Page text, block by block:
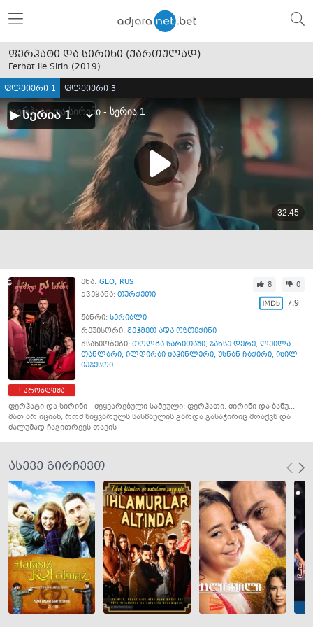
ფერჰატი და სირინი (ქართულად)
Ferhat ile Sirin (2019)
ფლეიერი 1 ფლეიერი 3
პრობლემა
ენა: GEO RUS
ქვეყანა: თურქეთი
8 0
7.9
ჟანრი: სერიალი
რეჟისორი: მეჰმეთ ადა ოზთექინი
მსახიობები: თოლგა სარითაში, ჯანსუ დერე, ლეილა
თანლარი, ილდირაი შაჰინლერი, უსნან ჩაქირი, იშილ
იუჯესოი ...
ფერჰატი და სირინი - შეყვარებული სამეული: ფერჰათი, შირინი და ბანუ...
მათ არ იციან, რომ სიყვარულს სასწაულის გარდა გასაჭირიც მოაქვს და
ძალუმად ჩაგითრევს თავის
ასევე გირჩევთ